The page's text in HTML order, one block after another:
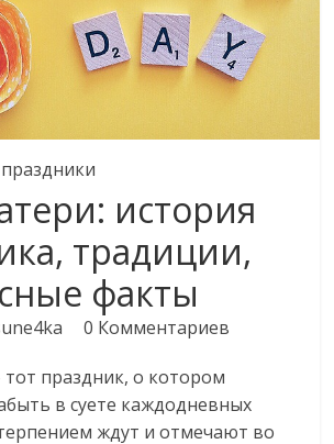
история
традиции,
факты
0 Комментариев
праздник, о котором
в суете каждодневных
ждут и отмечают во